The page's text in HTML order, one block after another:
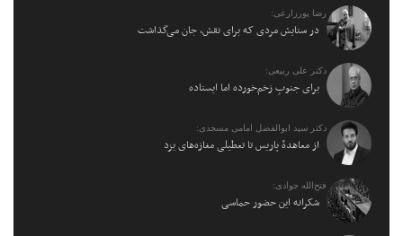
رضا پورزارعی:
در ستایش مردی که برای نقش، جان می‌گذاشت
دکتر علی ربیعی:
برای جنوبِ زخم‌خورده اما ایستاده
دکتر سید ابوالفضل امامی مسجدی:
از معاهدهٔ پاریس تا تعطیلی مغازه‌های یزد
فتح‌الله جوادی:
شکرانه این حضور حماسی